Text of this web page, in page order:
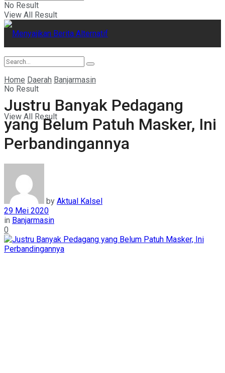
No Result
View All Result
No Result
View All Result
Home Daerah Banjarmasin
Justru Banyak Pedagang
yang Belum Patuh Masker, Ini
Perbandingannya
by Aktual Kalsel
29 Mei 2020
in Banjarmasin
0